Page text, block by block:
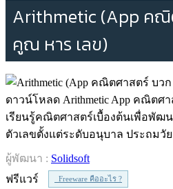
Arithmetic (App คณิ
คูณ หาร เลข)
ดาวน์โหลด Arithmetic App คณิตศ
เรียนรู้คณิตศาสตร์เบื้องต้นเพื่อพัฒ
ตัวเลขตั้งแต่ระดับอนุบาล ประถมวั
ผู้พัฒนา : Solidsoft
ฟรีแวร์
Freeware คืออะไร ?